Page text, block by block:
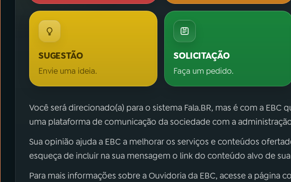
SUGESTÃO
Envie uma ideia.
SOLICITAÇÃO
Faça um pedido.
Você será direcionado(a) para o sistema Fala.BR, mas é com a EBC
uma plataforma de comunicação da sociedade com a
Sua opinião ajuda a EBC a melhorar os serviços e conteúdos
esqueça de incluir na sua mensagem o link do conteúdo alvo de
Para mais informações sobre a Ouvidoria da EBC, acesse a página